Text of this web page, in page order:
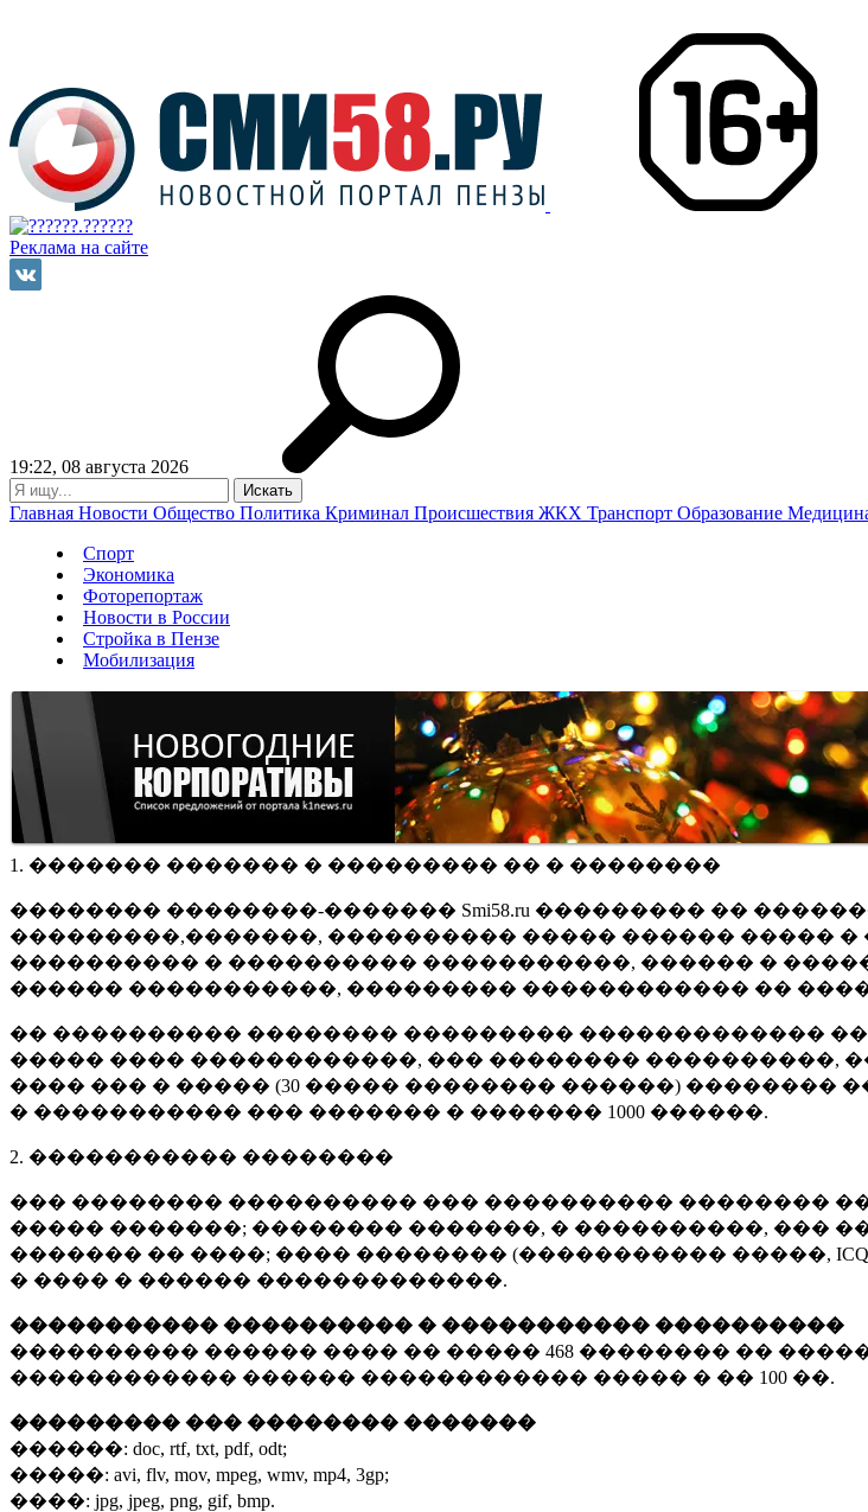
Реклама на сайте
19:22, 08 августа 2026
Главная Новости Общество Политика Криминал Происшествия ЖКХ Транспорт Образование
Спорт
Экономика
Фоторепортаж
Новости в России
Стройка в Пензе
Мобилизация
1. ������� ������� � ��������� �� � ��������
�������� ��������-������� Smi58.ru ��������� ��
���������,�������, ���������� ����� ������ �����
���������� � ���������� �����������, ������ �
������ �����������, ��������� ������������ ��
�� ���������� �������� ��������� �������������
����� ���� ������������, ��� �������� ����������,
���� ��� � ����� (30 ����� �������� ������) ��������
� ����������� ��� ������� � ������� 1000 ������.
2. ����������� ��������
��� �������� ���������� ��� ���������� ��������
����� �������; �������� �������, � ����������, ���
������� �� ����; ���� �������� (����������� �����,
� ���� � ������ �������������.
����������� ���������� � ����������� ����������
���������� ������ ���� �� ����� 468 �������� ��
������������ ������ ������������ ����� � �� 100 ��.
��������� ��� �������� �������
������: doc, rtf, txt, pdf, odt;
�����: avi, flv, mov, mpeg, wmv, mp4, 3gp;
����: jpg, jpeg, png, gif, bmp.